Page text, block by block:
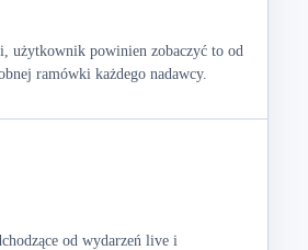
użytkownik powinien zobaczyć to od
ramówki każdego nadawcy.
od wydarzeń live i